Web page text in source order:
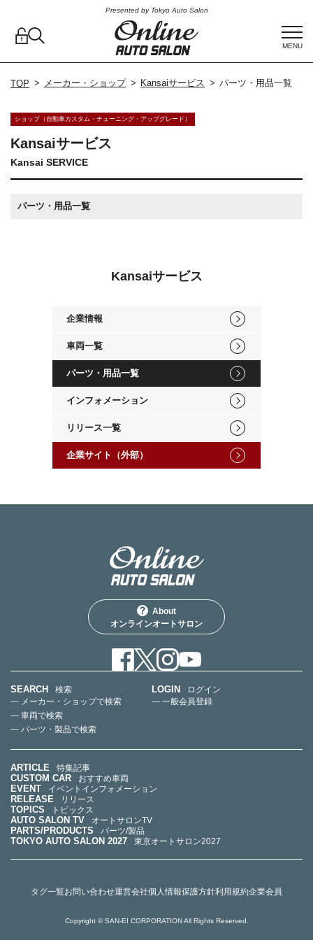
Presented by Tokyo Auto Salon
MENU
TOP メーカー・ショップ Kansaiサービス パーツ・用品一覧
ショップ（自動車カスタム・チューニング・アップグレード）
Kansaiサービス
Kansai SERVICE
パーツ・用品一覧
Kansaiサービス
企業情報
車両一覧
パーツ・用品一覧
インフォメーション
リリース一覧
企業サイト（外部）
About
オンラインオートサロン
SEARCH
検索
— メーカー・ショップで検索
— 車両で検索
— パーツ・製品で検索
LOGIN
ログイン
— 一般会員登録
ARTICLE 特集記事
CUSTOM CAR おすすめ車両
EVENT イベントインフォメーション
RELEASE リリース
TOPICS トピックス
AUTO SALON TV オートサロンTV
PARTS/PRODUCTS パーツ/製品
TOKYO AUTO SALON 2027 東京オートサロン2027
タグ一覧お問い合わせ運営会社個人情報保護方針利用規約企業会員
Copyright © SAN-EI CORPORATION All Rights Reserved.